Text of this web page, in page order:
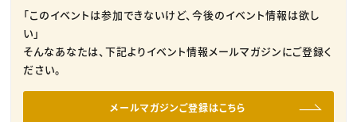
「このイベントは参加できないけど、今後のイベント情報は欲し
い」
そんなあなたは、下記よりイベント情報メールマガジンにご登録く
ださい。
メールマガジンご登録はこちら